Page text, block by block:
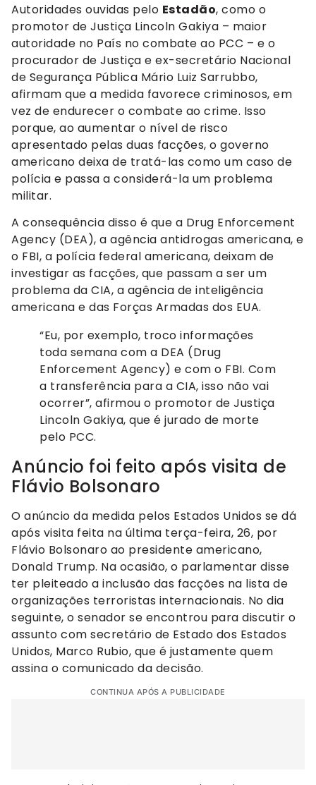
Autoridades ouvidas pelo Estadão, como o
promotor de Justiça Lincoln Gakiya – maior
autoridade no País no combate ao PCC – e o
procurador de Justiça e ex-secretário Nacional
de Segurança Pública Mário Luiz Sarrubbo,
afirmam que a medida favorece criminosos, em
vez de endurecer o combate ao crime. Isso
porque, ao aumentar o nível de risco
apresentado pelas duas facções, o governo
americano deixa de tratá-las como um caso de
polícia e passa a considerá-la um problema
militar.
A consequência disso é que a Drug Enforcement
Agency (DEA), a agência antidrogas americana, e
o FBI, a polícia federal americana, deixam de
investigar as facções, que passam a ser um
problema da CIA, a agência de inteligência
americana e das Forças Armadas dos EUA.
“Eu, por exemplo, troco informações
toda semana com a DEA (Drug
Enforcement Agency) e com o FBI. Com
a transferência para a CIA, isso não vai
ocorrer”, afirmou o promotor de Justiça
Lincoln Gakiya, que é jurado de morte
pelo PCC.
Anúncio foi feito após visita de
Flávio Bolsonaro
O anúncio da medida pelos Estados Unidos se dá
após visita feita na última terça-feira, 26, por
Flávio Bolsonaro ao presidente americano,
Donald Trump. Na ocasião, o parlamentar disse
ter pleiteado a inclusão das facções na lista de
organizações terroristas internacionais. No dia
seguinte, o senador se encontrou para discutir o
assunto com secretário de Estado dos Estados
Unidos, Marco Rubio, que é justamente quem
assina o comunicado da decisão.
CONTINUA APÓS A PUBLICIDADE